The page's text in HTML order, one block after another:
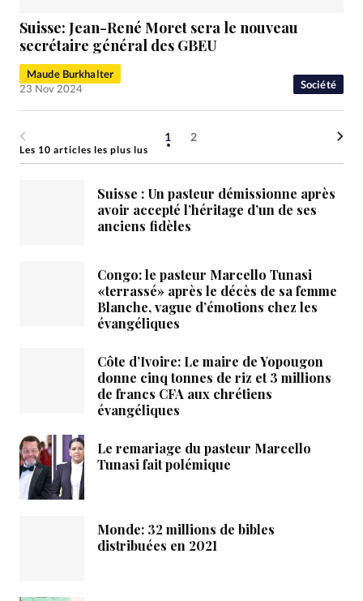
Société
Suisse: Jean-René Moret sera le nouveau
secrétaire général des GBEU
Maude Burkhalter
23 Nov 2024
1 2
Les 10 articles les plus lus
Suisse : Un pasteur démissionne après
avoir accepté l’héritage d’un de ses
anciens fidèles
Congo: le pasteur Marcello Tunasi
«terrassé» après le décès de sa femme
Blanche, vague d’émotions chez les
évangéliques
Côte d’Ivoire: Le maire de Yopougon
donne cinq tonnes de riz et 3 millions
de francs CFA aux chrétiens
évangéliques
Le remariage du pasteur Marcello
Tunasi fait polémique
Monde: 32 millions de bibles
distribuées en 2021